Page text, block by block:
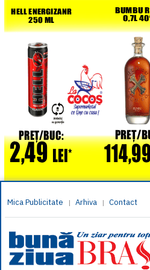
Mica Publicitate | Arhiva | Contact